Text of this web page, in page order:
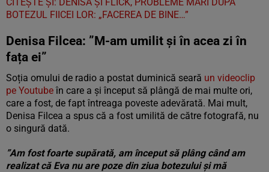
BOTEZUL FIICEI LOR: „FACEREA DE BINE…”
Denisa Filcea: ”M-am umilit și în acea zi în
fața ei”
Soția omului de radio a postat duminică seară un videoclip
pe Youtube în care a și început să plângă de mai multe ori,
care a fost, de fapt întreaga poveste adevărată. Mai mult,
Denisa Filcea a spus că a fost umilită de către fotografă, nu
o singură dată.
”Am fost foarte supărată, am început să plâng când am
realizat că Eva nu are poze din ziua botezului și mă